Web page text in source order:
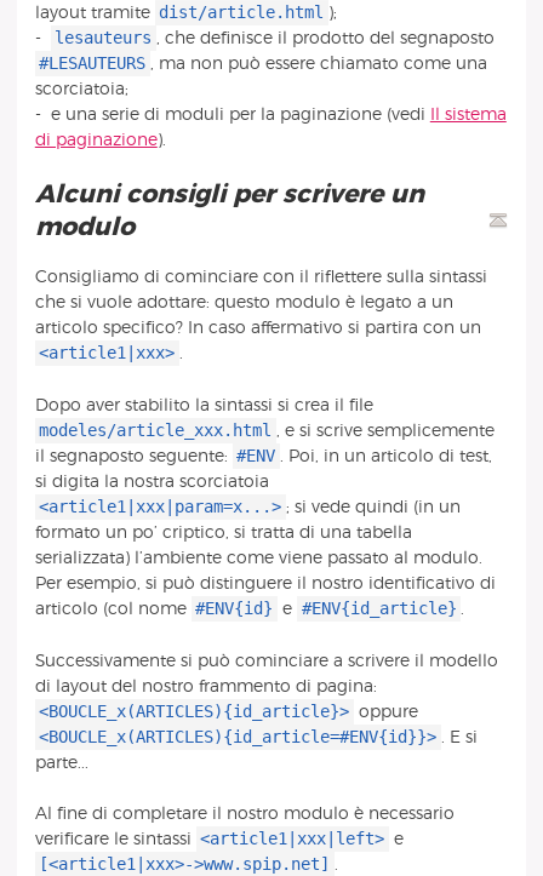
layout tramite dist/article.html );
-
lesauteurs , che definisce il prodotto del segnaposto
#LESAUTEURS
, ma non può essere chiamato come una
scorciatoia;
- e una serie di moduli per la paginazione (vedi Il sistema
di paginazione).
Alcuni consigli per scrivere un
modulo
Consigliamo di cominciare con il riflettere sulla sintassi
che si vuole adottare: questo modulo è legato a un
articolo specifico? In caso affermativo si partira con un
<article1|xxx> .
Dopo aver stabilito la sintassi si crea il file
modeles/article_xxx.html
, e si scrive semplicemente
il segnaposto seguente: #ENV
. Poi, in un articolo di test,
si digita la nostra scorciatoia
<article1|xxx|param=x...> ; si vede quindi (in un
formato un po’ criptico, si tratta di una tabella
serializzata) l’ambiente come viene passato al modulo.
Per esempio, si può distinguere il nostro identificativo di
articolo (col nome #ENV{id} e #ENV{id_article}
Successivamente si può cominciare a scrivere il modello
di layout del nostro frammento di pagina:
<BOUCLE_x(ARTICLES){id_article}> oppure
<BOUCLE_x(ARTICLES){id_article=#ENV{id}}>
. E si
parte...
Al fine di completare il nostro modulo è necessario
verificare le sintassi <article1|xxx|left> e
[<article1|xxx>->www.spip.net] .